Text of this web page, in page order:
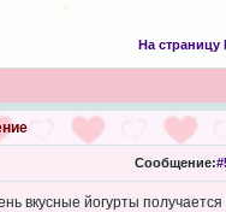
На страницу
Сообщение:
вкусные йогурты